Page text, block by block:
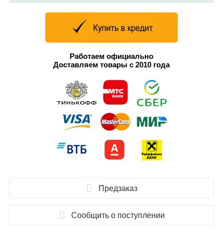
Работаем официально
Доставляем товары с 2010 года
Предзаказ
Сообщить о поступлении